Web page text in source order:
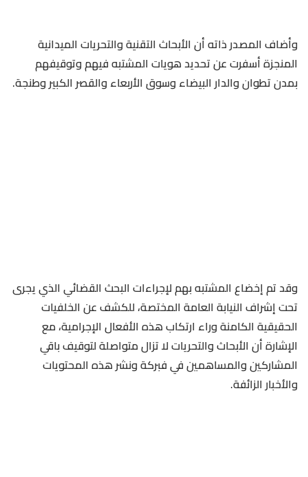
وأضاف المصدر ذاته أن الأبحاث التقنية والتحريات الميدانية
المنجزة أسفرت عن تحديد هويات المشتبه فيهم وتوقيفهم
بمدن تطوان والدار البيضاء وسوق الأربعاء والقصر الكبير وطنجة.
وقد تم إخضاع المشتبه بهم لإجراءات البحث القضائي الذي يجرى
تحت إشراف النيابة العامة المختصة، للكشف عن الخلفيات
الحقيقية الكامنة وراء ارتكاب هذه الأفعال الإجرامية، مع
الإشارة أن الأبحاث والتحريات لا تزال متواصلة لتوقيف باقي
المشاركين والمساهمين في فبركة ونشر هذه المحتويات
والأخبار الزائفة.